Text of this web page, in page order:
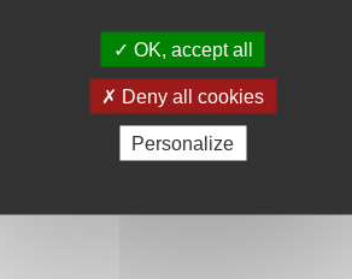
OK, accept all
Deny all cookies
Personalize